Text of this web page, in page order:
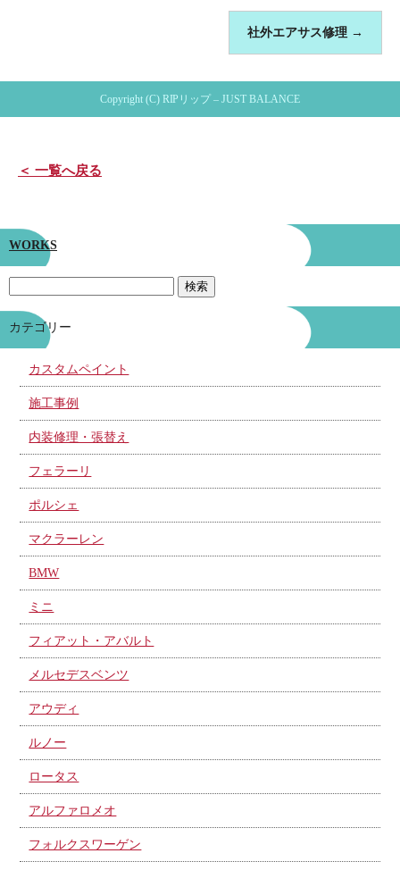
社外エアサス修理 →
Copyright (C) RIPリップ – JUST BALANCE
＜ 一覧へ戻る
WORKS
カテゴリー
カスタムペイント
施工事例
内装修理・張替え
フェラーリ
ポルシェ
マクラーレン
BMW
ミニ
フィアット・アバルト
メルセデスベンツ
アウディ
ルノー
ロータス
アルファロメオ
フォルクスワーゲン